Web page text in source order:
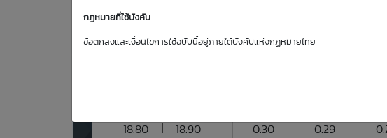
กฏหมายที่ใช้บังคับ
ข้อตกลงและเงื่อนไขการใช้ฉบับนี้อยู่ภายใต้บังคับแห่งกฏหมายไทย
TIDLOR
Bid | Offer
18.80 18.90 0.30 0.29